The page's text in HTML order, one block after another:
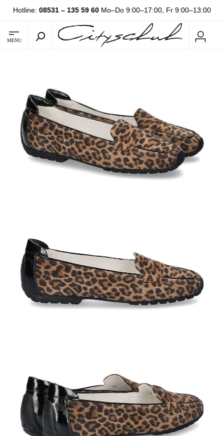
Hotline: 08531 – 135 59 60 Mo–Do 9:00–17:00, Fr 9:00–13:00
MENU